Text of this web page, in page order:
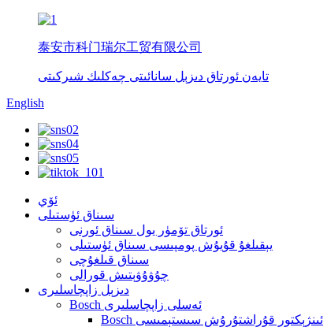
泰安市科门瑞尔工贸有限公司
تايەن ئورتاق دىزېل سانائىتى چەكلىك شىركىتى
English
ئۆي
سىناق ئۈستىلى
ئورتاق تۆمۈر يول سىناق ئورنى
يېقىلغۇ قۇيۇش پومپىسى سىناق ئۈستىلى
سىناق قىلغۇچى
چۇۋۇۋېتىش قورالى
دىزېل زاپچاسلىرى
Bosch ئەسلى زاپچاسلىرى
Bosch ئىنژېكتور قۇراشتۇرۇش سىستېمىسى